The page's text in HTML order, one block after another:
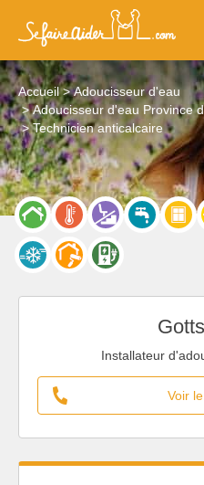
Accueil
Adoucisseur d'eau
Adoucisseur d'eau Province
Technicien anticalcaire
Installateur
Voir